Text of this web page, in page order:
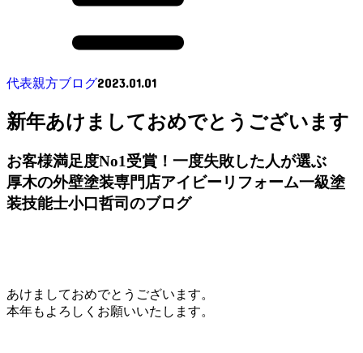
代表親方ブログ2023.01.01
新年あけましておめでとうございます
お客様満足度No1受賞！一度失敗した人が選ぶ
厚木の外壁塗装専門店アイビーリフォーム一級塗
装技能士小口哲司のブログ
あけましておめでとうございます。
本年もよろしくお願いいたします。